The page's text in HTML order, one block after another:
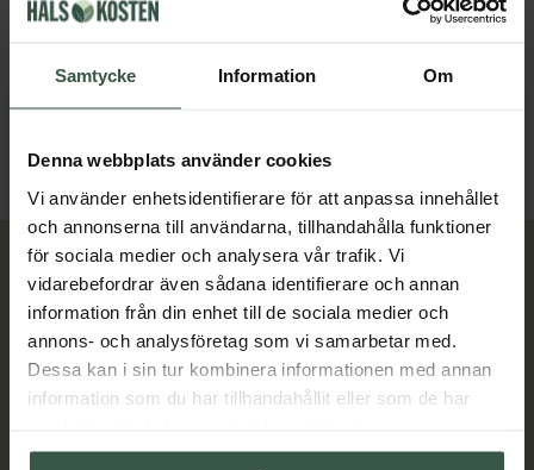
Samtycke Information Om
Denna webbplats använder cookies
Vi använder enhetsidentifierare för att anpassa innehållet
och annonserna till användarna, tillhandahålla funktioner
för sociala medier och analysera vår trafik. Vi
vidarebefordrar även sådana identifierare och annan
information från din enhet till de sociala medier och
annons- och analysföretag som vi samarbetar med.
Dessa kan i sin tur kombinera informationen med annan
information som du har tillhandahållit eller som de har
398 kr
Lär dig mer